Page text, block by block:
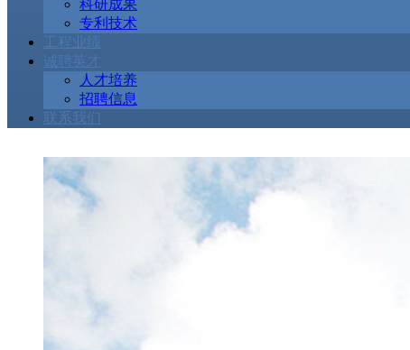
科研成果
专利技术
工程业绩
诚聘英才
人才培养
招聘信息
联系我们